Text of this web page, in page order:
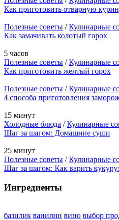
Как приготовить отварную
Полезные советы /Кулинарные
Как замачивать колотый горох
5 часов
Полезные советы /Кулинарные
Как приготовить желтый горох
Полезные советы /Кулинарные
4 способа приготовления
15 минут
Холодные блюда /Кулинарные
Шаг за шагом: Домашние суши
25 минут
Полезные советы /Кулинарные
Шаг за шагом: Как варить
Ингредиенты
базилик ванилин вино выбор